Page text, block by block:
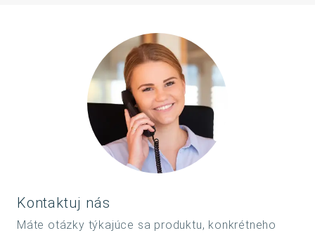
Kontaktuj nás
Máte otázky týkajúce sa produktu, konkrétneho